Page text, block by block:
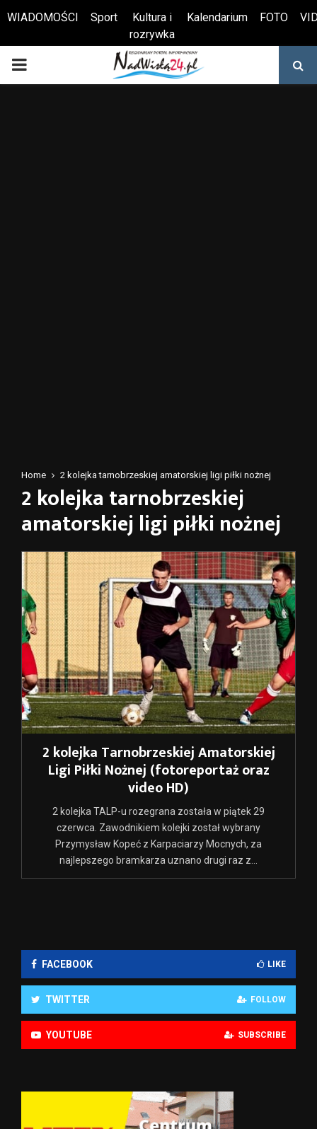
Otwórz pasek narzędzi
WIADOMOŚCI Sport
Kultura i
rozrywka
Kalendarium FOTO
PRIMARY
Home 2 kolejka tarnobrzeskiej amatorskiej ligi piłki nożnej
2 kolejka tarnobrzeskiej
amatorskiej ligi piłki nożnej
2 kolejka Tarnobrzeskiej Amatorskiej
Ligi Piłki Nożnej (fotoreportaż oraz
video HD)
2 kolejka TALP-u rozegrana została w piątek 29
czerwca. Zawodnikiem kolejki został wybrany
Przymysław Kopeć z Karpaciarzy Mocnych, za
najlepszego bramkarza uznano drugi raz z...
FACEBOOK LIKE
TWITTER FOLLOW
YOUTUBE SUBSCRIBE